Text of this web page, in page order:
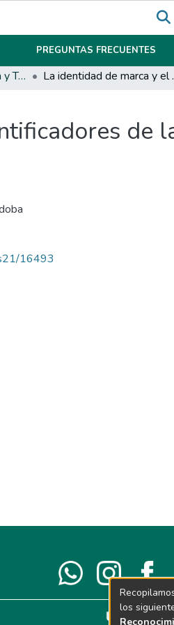
PREGUNTAS FRECUENTES
Diseño de Indumentaria y Textil La identidad de
de
16493
los